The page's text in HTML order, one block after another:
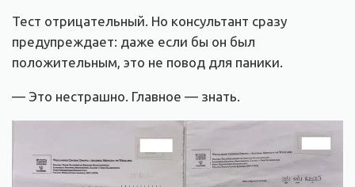
Тест отрицательный. Но консультант сразу
предупреждает: даже если бы он был
положительным, это не повод для паники.
— Это нестрашно. Главное — знать.